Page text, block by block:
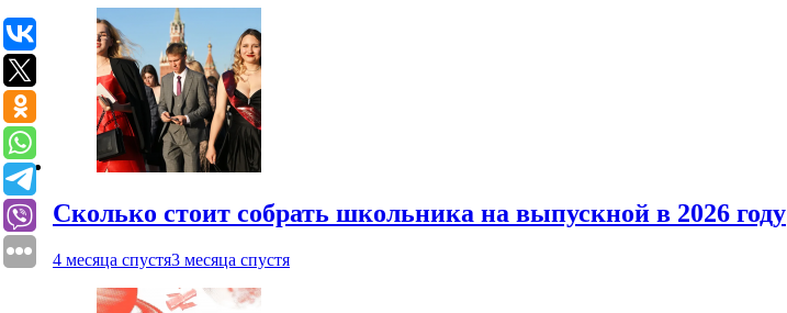
Сколько стоит собрать школьника на выпускной в 2026 году
4 месяца спустя3 месяца спустя